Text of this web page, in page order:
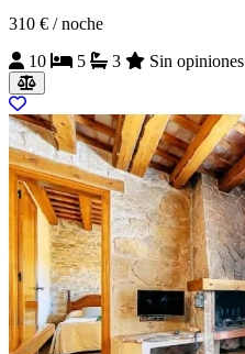
310 € / noche
10
5 3 Sin opiniones